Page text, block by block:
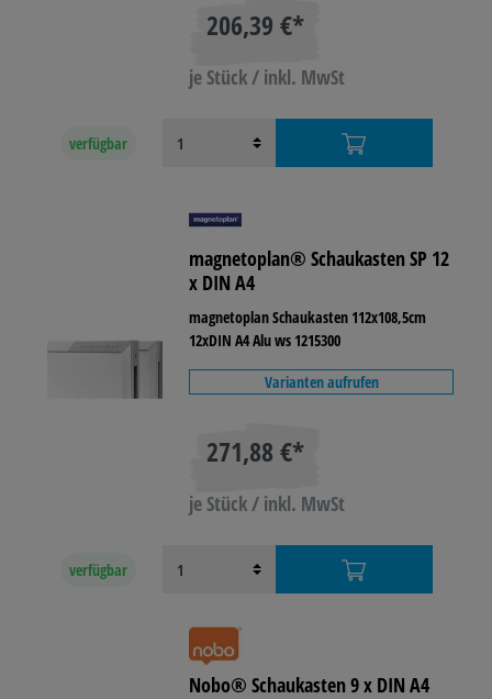
206,39 €*
je Stück / inkl. MwSt
verfügbar
magnetoplan® Schaukasten SP 12
x DIN A4
magnetoplan Schaukasten 112x108,5cm
12xDIN A4 Alu ws 1215300
Varianten aufrufen
271,88 €*
je Stück / inkl. MwSt
verfügbar
Nobo® Schaukasten 9 x DIN A4